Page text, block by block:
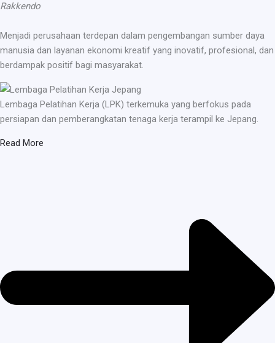
Rakkendo
Menjadi perusahaan terdepan dalam pengembangan sumber daya
manusia dan layanan ekonomi kreatif yang inovatif, profesional, dan
berdampak positif bagi masyarakat.
Lembaga Pelatihan Kerja (LPK) terkemuka yang berfokus pada
persiapan dan pemberangkatan tenaga kerja terampil ke Jepang.
Read More